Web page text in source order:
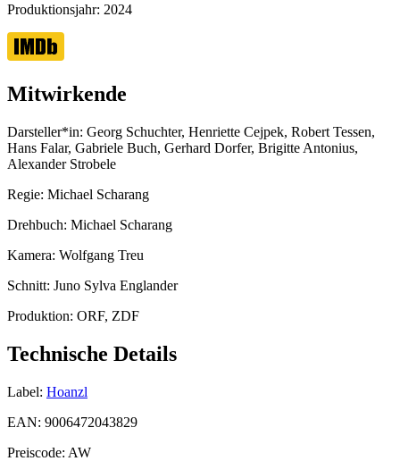
Produktionsjahr: 2024
Mitwirkende
Darsteller*in: Georg Schuchter, Henriette Cejpek, Robert Tessen,
Hans Falar, Gabriele Buch, Gerhard Dorfer, Brigitte Antonius,
Alexander Strobele
Regie: Michael Scharang
Drehbuch: Michael Scharang
Kamera: Wolfgang Treu
Schnitt: Juno Sylva Englander
Produktion: ORF, ZDF
Technische Details
Label: Hoanzl
EAN: 9006472043829
Preiscode: AW